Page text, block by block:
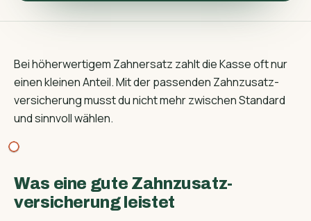
Bei höherwertigem Zahnersatz zahlt die Kasse oft nur
einen kleinen Anteil. Mit der passenden Zahnzusatz­
versicherung musst du nicht mehr zwischen Standard
und sinnvoll wählen.
Was eine gute Zahnzusatz­
versicherung leistet